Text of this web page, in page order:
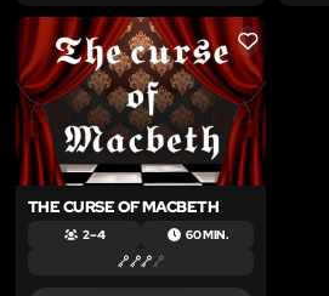
LIKE
THE CURSE OF MACBETH
2 – 4 60 MIN.